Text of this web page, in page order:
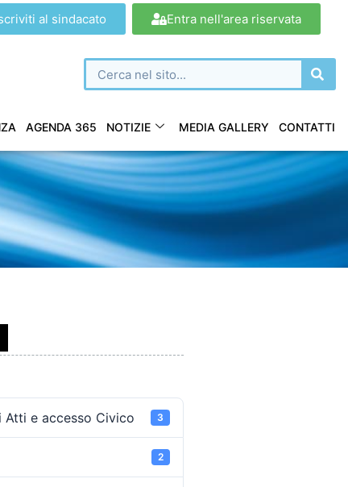
al sindacato Entra nell'area riservata
AGENDA 365 NOTIZIE MEDIA GALLERY CONTATTI
Atti e accesso Civico 3
2